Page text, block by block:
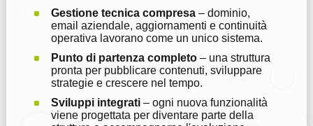
Gestione tecnica compresa– dominio,
email aziendale, aggiornamenti e continuità
operativa lavorano come un unico sistema.
Punto di partenza completo– una struttura
pronta per pubblicare contenuti, sviluppare
strategie e crescere nel tempo.
Sviluppi integrati– ogni nuova funzionalità
viene progettata per diventare parte della